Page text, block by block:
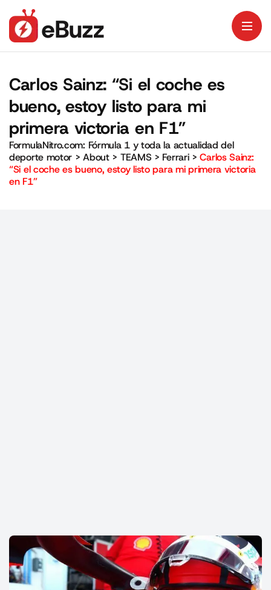
Carlos Sainz: “Si el coche es
bueno, estoy listo para mi
primera victoria en F1”
FormulaNitro.com: Fórmula 1 y toda la actualidad del
deporte motor >About> TEAMS > Ferrari>Carlos Sainz:
“Si el coche es bueno, estoy listo para mi primera victoria
en F1”